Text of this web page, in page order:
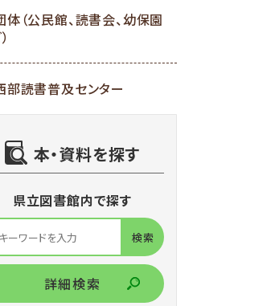
体（公民館、読書会、幼保園
部読書普及センター
本・資料を探す
県立図書館内で探す
詳細検索